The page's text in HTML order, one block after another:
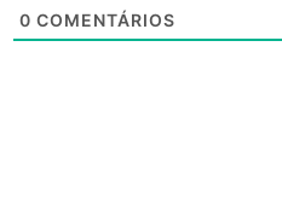
0 COMENTÁRIOS